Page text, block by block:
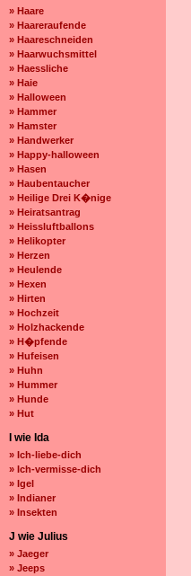
» Haare
» Haareraufende
» Haareschneiden
» Haarwuchsmittel
» Haessliche
» Haie
» Halloween
» Hammer
» Hamster
» Handwerker
» Happy-halloween
» Hasen
» Haubentaucher
» Heilige Drei K�nige
» Heiratsantrag
» Heissluftballons
» Helikopter
» Herzen
» Heulende
» Hexen
» Hirten
» Hochzeit
» Holzhackende
» H�pfende
» Hufeisen
» Huhn
» Hummer
» Hunde
» Hut
I wie Ida
» Ich-liebe-dich
» Ich-vermisse-dich
» Igel
» Indianer
» Insekten
J wie Julius
» Jaeger
» Jeeps